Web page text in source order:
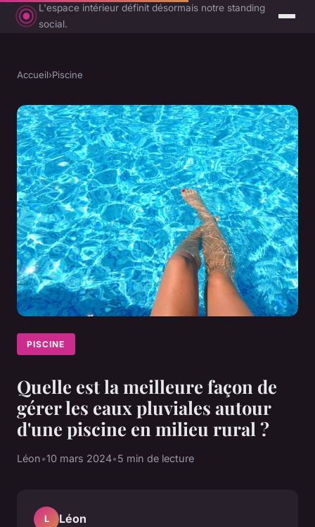
L'espace intérieur définit désormais notre standing
social.
Accueil›Piscine
PISCINE
Quelle est la meilleure façon de
gérer les eaux pluviales autour
d'une piscine en milieu rural ?
Léon•10 mars 2024•5 min de lecture
L Léon